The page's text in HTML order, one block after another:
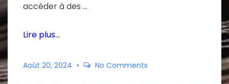
accéder à des …
Lire plus…
Août 20, 2024 No Comments